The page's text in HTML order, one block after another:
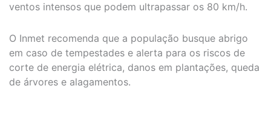
ventos intensos que podem ultrapassar os 80 km/h.
O Inmet recomenda que a população busque abrigo
em caso de tempestades e alerta para os riscos de
corte de energia elétrica, danos em plantações, queda
de árvores e alagamentos.